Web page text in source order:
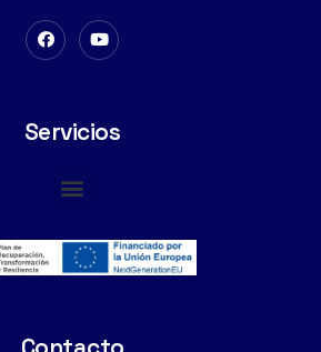
Servicios